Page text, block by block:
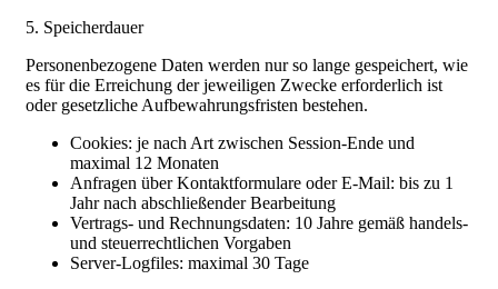
5. Speicherdauer
Personenbezogene Daten werden nur so lange gespeichert, wie
es für die Erreichung der jeweiligen Zwecke erforderlich ist
oder gesetzliche Aufbewahrungsfristen bestehen.
Cookies: je nach Art zwischen Session-Ende und
maximal 12 Monaten
Anfragen über Kontaktformulare oder E-Mail: bis zu 1
Jahr nach abschließender Bearbeitung
Vertrags- und Rechnungsdaten: 10 Jahre gemäß handels-
und steuerrechtlichen Vorgaben
Server-Logfiles: maximal 30 Tage